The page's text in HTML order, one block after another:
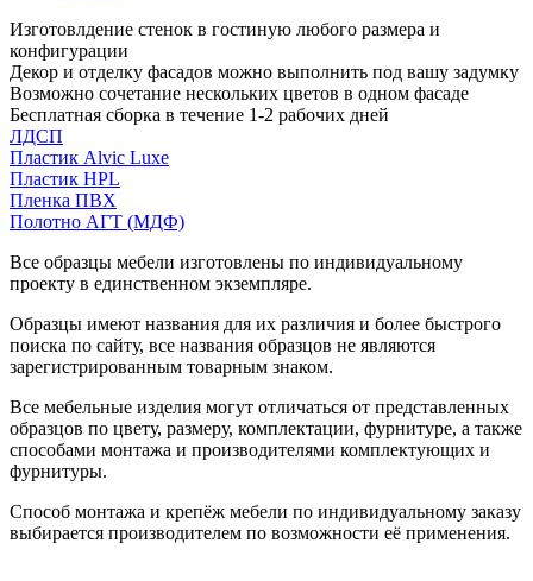
Изготовлдение стенок в гостиную любого размера и
конфигурации
Декор и отделку фасадов можно выполнить под вашу задумку
Возможно сочетание нескольких цветов в одном фасаде
Бесплатная сборка в течение 1-2 рабочих дней
ЛДСП
Пластик Alvic Luxe
Пластик HPL
Пленка ПВХ
Полотно АГТ (МДФ)
Все образцы мебели изготовлены по индивидуальному
проекту в единственном экземпляре.
Образцы имеют названия для их различия и более быстрого
поиска по сайту, все названия образцов не являются
зарегистрированным товарным знаком.
Все мебельные изделия могут отличаться от представленных
образцов по цвету, размеру, комплектации, фурнитуре, а также
способами монтажа и производителями комплектующих и
фурнитуры.
Способ монтажа и крепёж мебели по индивидуальному заказу
выбирается производителем по возможности её применения.